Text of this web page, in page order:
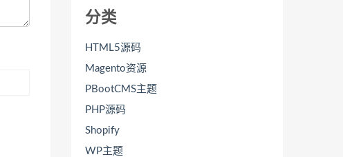
分类
HTML5源码
Magento资源
PBootCMS主题
PHP源码
Shopify
WP主题